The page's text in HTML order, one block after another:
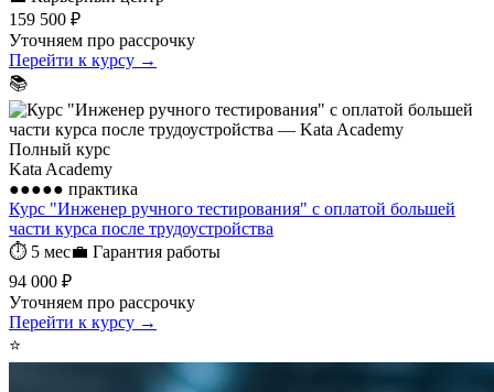
159 500 ₽
Уточняем про рассрочку
Перейти к курсу →
📚
Полный курс
Kata Academy
●●●●● практика
Курс "Инженер ручного тестирования" с оплатой большей
части курса после трудоустройства
⏱ 5 мес💼 Гарантия работы
94 000 ₽
Уточняем про рассрочку
Перейти к курсу →
⭐